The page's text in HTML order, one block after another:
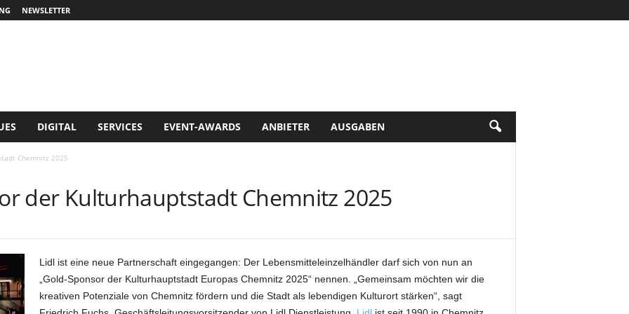
NEWSLETTER
DIGITAL SERVICES EVENT-AWARDS ANBIETER AUSGABEN
Chemnitz 2025
der Kulturhauptstadt Chemnitz 2025
Lidl ist eine neue Partnerschaft eingegangen: Der Lebensmitteleinzelhändler darf sich von nun an
„Gold-Sponsor der Kulturhauptstadt Europas Chemnitz 2025“ nennen. „Gemeinsam möchten wir die
kreativen Potenziale von Chemnitz fördern und die Stadt als lebendigen Kulturort stärken“, sagt